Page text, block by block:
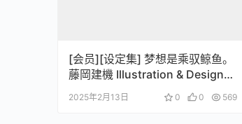
[会员][设定集] 梦想是乘驭鲸鱼。
藤岡建機 Illustration & Design
Works
2025年2月13日 0 0 569